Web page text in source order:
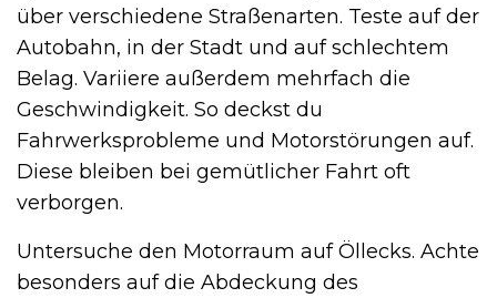
über verschiedene Straßenarten. Teste auf der
Autobahn, in der Stadt und auf schlechtem
Belag. Variiere außerdem mehrfach die
Geschwindigkeit. So deckst du
Fahrwerksprobleme und Motorstörungen auf.
Diese bleiben bei gemütlicher Fahrt oft
verborgen.
Untersuche den Motorraum auf Öllecks. Achte
besonders auf die Abdeckung des